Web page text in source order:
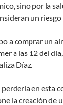
sino por la
un
a comprar un
a las 12 del
Díaz.
en esta
la creación